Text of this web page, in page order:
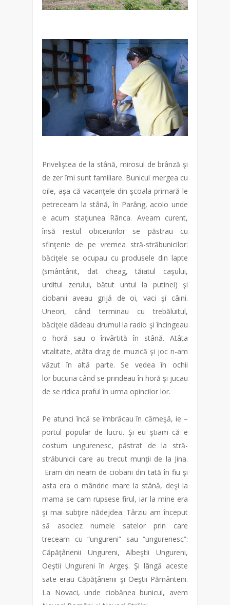
Priveliştea de la stână, mirosul de brânză şi
de zer îmi sunt familiare. Bunicul mergea cu
oile, aşa că vacanţele din şcoala primară le
petreceam la stână, în Parâng, acolo unde
e acum staţiunea Rânca. Aveam curent,
însă restul obiceiurilor se păstrau cu
sfinţenie de pe vremea stră-străbunicilor:
băciţele se ocupau cu produsele din lapte
(smântânit, dat cheag, tăiatul caşului,
urditul zerului, bătut untul la putinei) şi
ciobanii aveau grijă de oi, vaci şi câini.
Uneori, când terminau cu trebăluitul,
băciţele dădeau drumul la radio şi încingeau
o horă sau o învârtită în stână. Atâta
vitalitate, atâta drag de muzică şi joc n-am
văzut în altă parte. Se vedea în ochii
lor bucuria când se prindeau în horă şi jucau
de se ridica praful în urma opincilor lor.
Pe atunci încă se îmbrăcau în cămeşă, ie –
portul popular de lucru. Şi eu ştiam că e
costum ungurenesc, păstrat de la stră-
străbunicii care au trecut munţii de la Jina.
Eram din neam de ciobani din tată în fiu şi
asta era o mândrie mare la stână, deşi la
mama se cam rupsese firul, iar la mine era
şi mai subţire nădejdea. Târziu am început
să asociez numele satelor prin care
treceam cu “ungureni” sau “ungurenesc”:
Căpăţânenii Ungureni, Albeştii Ungureni,
Oeştii Ungureni în Argeş. Şi lângă aceste
sate erau Căpăţânenii şi Oeştii Pământeni.
La Novaci, unde ciobănea bunicul, avem